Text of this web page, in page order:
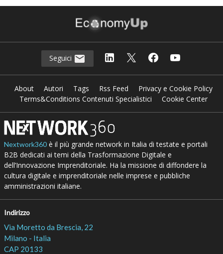
Seguici
About Autori Tags Rss Feed
Privacy e Cookie Policy
Terms&Conditions Contenuti Specialistici
Cookie Center
Nextwork360è il più grande network in Italia di testate e portali
B2B dedicati ai temi della Trasformazione Digitale e
dell’Innovazione Imprenditoriale. Ha la missione di diffondere la
cultura digitale e imprenditoriale nelle imprese e pubbliche
amministrazioni italiane.
Indirizzo
Via Moretto da Brescia, 22
Milano - Italia
CAP 20133